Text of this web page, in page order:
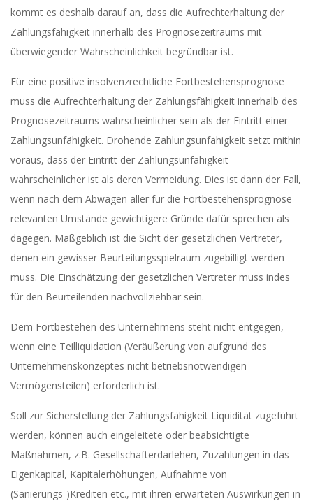
kommt es deshalb darauf an, dass die Aufrechterhaltung der
Zahlungsfähigkeit innerhalb des Prognosezeitraums mit
überwiegender Wahrscheinlichkeit begründbar ist.
Für eine positive insolvenzrechtliche Fortbestehensprognose
muss die Aufrechterhaltung der Zahlungsfähigkeit innerhalb des
Prognosezeitraums wahrscheinlicher sein als der Eintritt einer
Zahlungsunfähigkeit. Drohende Zahlungsunfähigkeit setzt mithin
voraus, dass der Eintritt der Zahlungsunfähigkeit
wahrscheinlicher ist als deren Vermeidung. Dies ist dann der Fall,
wenn nach dem Abwägen aller für die Fortbestehensprognose
relevanten Umstände gewichtigere Gründe dafür sprechen als
dagegen. Maßgeblich ist die Sicht der gesetzlichen Vertreter,
denen ein gewisser Beurteilungsspielraum zugebilligt werden
muss. Die Einschätzung der gesetzlichen Vertreter muss indes
für den Beurteilenden nachvollziehbar sein.
Dem Fortbestehen des Unternehmens steht nicht entgegen,
wenn eine Teilliquidation (Veräußerung von aufgrund des
Unternehmenskonzeptes nicht betriebsnotwendigen
Vermögensteilen) erforderlich ist.
Soll zur Sicherstellung der Zahlungsfähigkeit Liquidität zugeführt
werden, können auch eingeleitete oder beabsichtigte
Maßnahmen, z.B. Gesellschafterdarlehen, Zuzahlungen in das
Eigenkapital, Kapitalerhöhungen, Aufnahme von
(Sanierungs-)Krediten etc., mit ihren erwarteten Auswirkungen in